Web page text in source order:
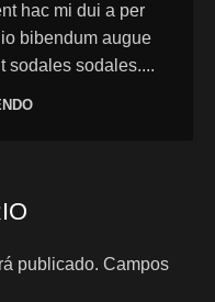
hac mi dui a per
bibendum augue
sodales sodales....
publicado. Campos